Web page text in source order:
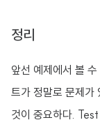
정리
앞선 예제에서 볼
트가 정말로 문제가
것이 중요하다.